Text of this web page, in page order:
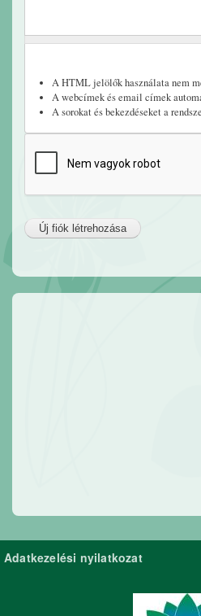
A HTML jelölők használata nem
A webcímek és email címek
A sorokat és bekezdéseket a
Adatkezelési nyilatkozat